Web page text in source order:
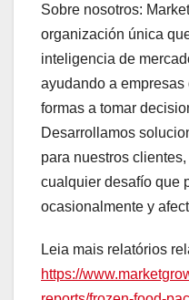
Sobre nosotros:
organización única
inteligencia de
ayudando a
formas a tomar
Desarrollamos
para nuestros
cualquier desafío que
ocasionalmente y
Leia mais relatórios
https://